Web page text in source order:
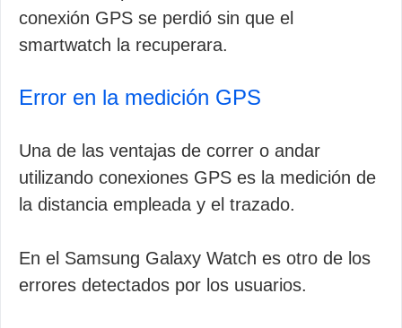
conexión GPS se perdió sin que el
smartwatch la recuperara.
Error en la medición GPS
Una de las ventajas de correr o andar
utilizando conexiones GPS es la medición de
la distancia empleada y el trazado.
En el Samsung Galaxy Watch es otro de los
errores detectados por los usuarios.